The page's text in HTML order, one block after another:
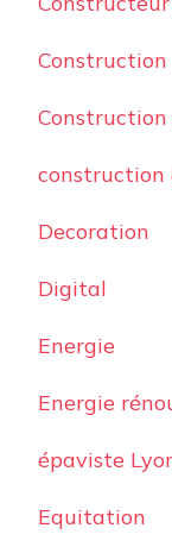
Construction
construction
Decoration
Digital
Energie
Energie
épaviste
Equitation